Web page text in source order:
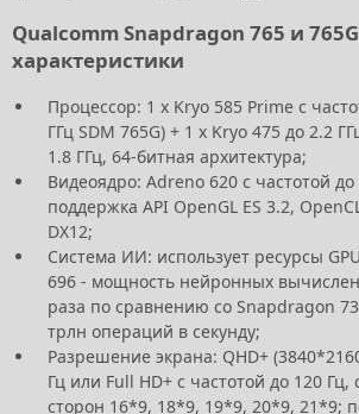
Qualcomm Snapdragon 765 и
характеристики
Процессор: 1 x Kryo 585 Prime с
ГГц SDM 765G) + 1 х Kryo 475 до 2.2
1.8 ГГц, 64-битная архитектура;
Видеоядро: Adreno 620 с частотой
поддержка API OpenGL ES 3.2,
DX12;
Система ИИ: использует ресурсы
696 - мощность нейронных
раза по сравнению со Snapdragon
трлн операций в секунду;
Разрешение экрана: QHD+
Гц или Full HD+ с частотой до 120
сторон 16*9, 18*9, 19*9, 20*9, 21*9;